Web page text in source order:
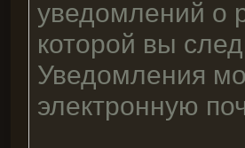
уведомлений о
которой вы
Уведомления
электронную